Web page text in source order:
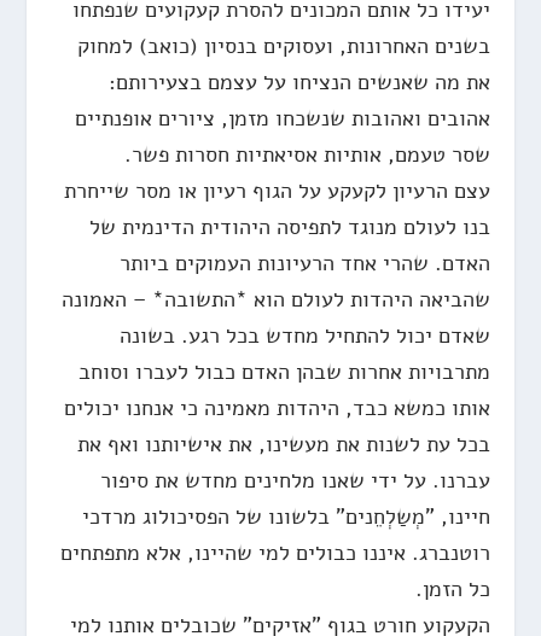
יעידו כל אותם המכונים להסרת קעקועים שנפתחו
בשנים האחרונות, ועסוקים בנסיון (כואב) למחוק
את מה שאנשים הנציחו על עצמם בצעירותם:
אהובים ואהובות שנשכחו מזמן, ציורים אופנתיים
שסר טעמם, אותיות אסיאתיות חסרות פשר.
עצם הרעיון לקעקע על הגוף רעיון או מסר שייחרת
בנו לעולם מנוגד לתפיסה היהודית הדינמית של
האדם. שהרי אחד הרעיונות העמוקים ביותר
שהביאה היהדות לעולם הוא *התשובה* – האמונה
שאדם יכול להתחיל מחדש בכל רגע. בשונה
מתרבויות אחרות שבהן האדם כבול לעברו וסוחב
אותו כמשא כבד, היהדות מאמינה כי אנחנו יכולים
בכל עת לשנות את מעשינו, את אישיותנו ואף את
עברנו. על ידי שאנו מלחינים מחדש את סיפור
חיינו, "מְשַלְחֵנים" בלשונו של הפסיכולוג מרדכי
רוטנברג. איננו כבולים למי שהיינו, אלא מתפתחים
כל הזמן.
הקעקוע חורט בגוף "אזיקים" שכובלים אותנו למי